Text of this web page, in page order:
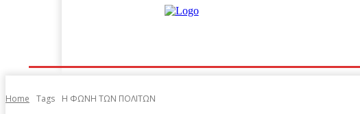
Home Tags Η ΦΩΝΗ ΤΩΝ ΠΟΛΙΤΩΝ